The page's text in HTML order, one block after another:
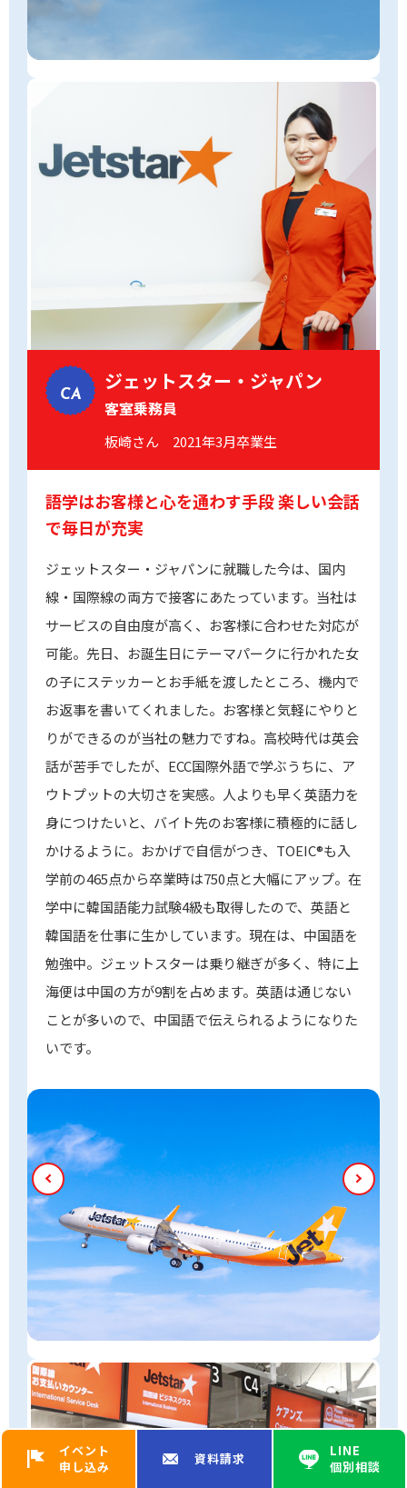
イベント
申し込み
資料請求
LINE
個別相談
CA
ジェットスター・ジャパン
客室乗務員
板崎さん 2021年3月卒業生
語学はお客様と心を通わす手段楽しい会話
で毎日が充実
ジェットスター・ジャパンに就職した今は、国内
線・国際線の両方で接客にあたっています。当社は
サービスの自由度が高く、お客様に合わせた対応が
可能。先日、お誕生日にテーマパークに行かれた女
の子にステッカーとお手紙を渡したところ、機内で
お返事を書いてくれました。お客様と気軽にやりと
りができるのが当社の魅力ですね。高校時代は英会
話が苦手でしたが、ECC国際外語で学ぶうちに、ア
ウトプットの大切さを実感。人よりも早く英語力を
身につけたいと、バイト先のお客様に積極的に話し
かけるように。おかげで自信がつき、TOEIC®も入
学前の465点から卒業時は750点と大幅にアップ。在
学中に韓国語能力試験4級も取得したので、英語と
韓国語を仕事に生かしています。現在は、中国語を
勉強中。ジェットスターは乗り継ぎが多く、特に上
海便は中国の方が9割を占めます。英語は通じない
ことが多いので、中国語で伝えられるようになりた
いです。